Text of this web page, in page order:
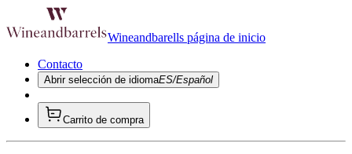
Wineandbarells página de inicio
Contacto
Abrir selección de idiomaES/Español
Carrito de compra